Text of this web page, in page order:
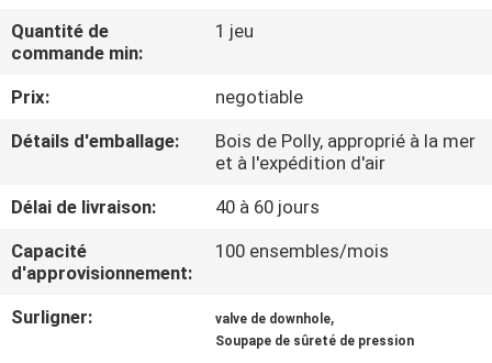
CONTRÔLE
DE
CONTACTEZ-
Quantité de
commande min:
1 jeu
Prix:
negotiable
Détails d'emballage:
Bois de Polly, approprié à la mer
et à l'expédition d'air
Délai de livraison:
40 à 60 jours
Capacité
d'approvisionnement:
100 ensembles/mois
Surligner: valve de downhole,
Soupape de sûreté de pression